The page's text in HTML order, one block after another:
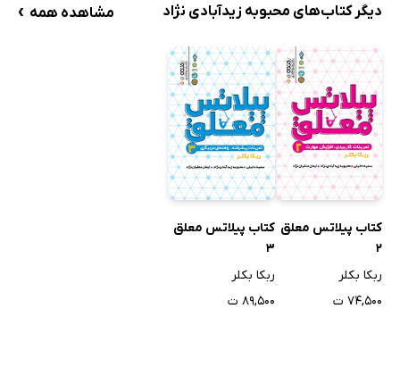
دیگر کتاب‌های محبوبه زیدآبادی نژاد مشاهده همه ›
کتاب پیلاتس معلق
2
ربکا بکلر
۷۴,۵۰۰ ت
کتاب پیلاتس معلق
3
ربکا بکلر
۸۹,۵۰۰ ت